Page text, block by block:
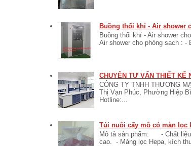
Buồng thổi khí - Air shower
Buồng thổi khí - Air shower
Air shower cho phòng sạch : -
CHUYÊN TƯ VẤN THIẾT KẾ
CÔNG TY TNHH THƯƠNG
Thị Vạn Phúc, Phường Hiệp
Hotline:...
Túi nuôi cấy mô có màn lọc
Mô tả sản phẩm: - Chất liệu
cao. - Màng lọc Hepa, kích